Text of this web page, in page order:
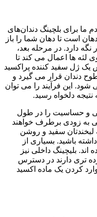
ما برای بلچینگ دندان‌های
است تا دهان شما را باز
دارد. در مرحله بعد،
ها اعمال می کند تا
ژل سفید کننده پراکسید
دندان قرار می گیرد و
این فرآیند را می توان
نتیجه دلخواه رسید.
و حساسیت را در طول
به زودی برطرف خواهند
سفید و روشن
باشید. بسیاری از
کرده اند. بلیچینگ داخلی نیز
تری دارند در دسترس
کردن یک ماده اکسید